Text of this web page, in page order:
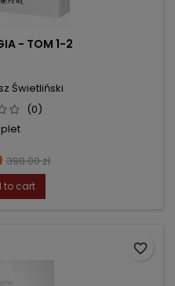
- TOM 1-2
Świetliński
(0)
Regular
price
398.00 zł
to cart
favorite_border